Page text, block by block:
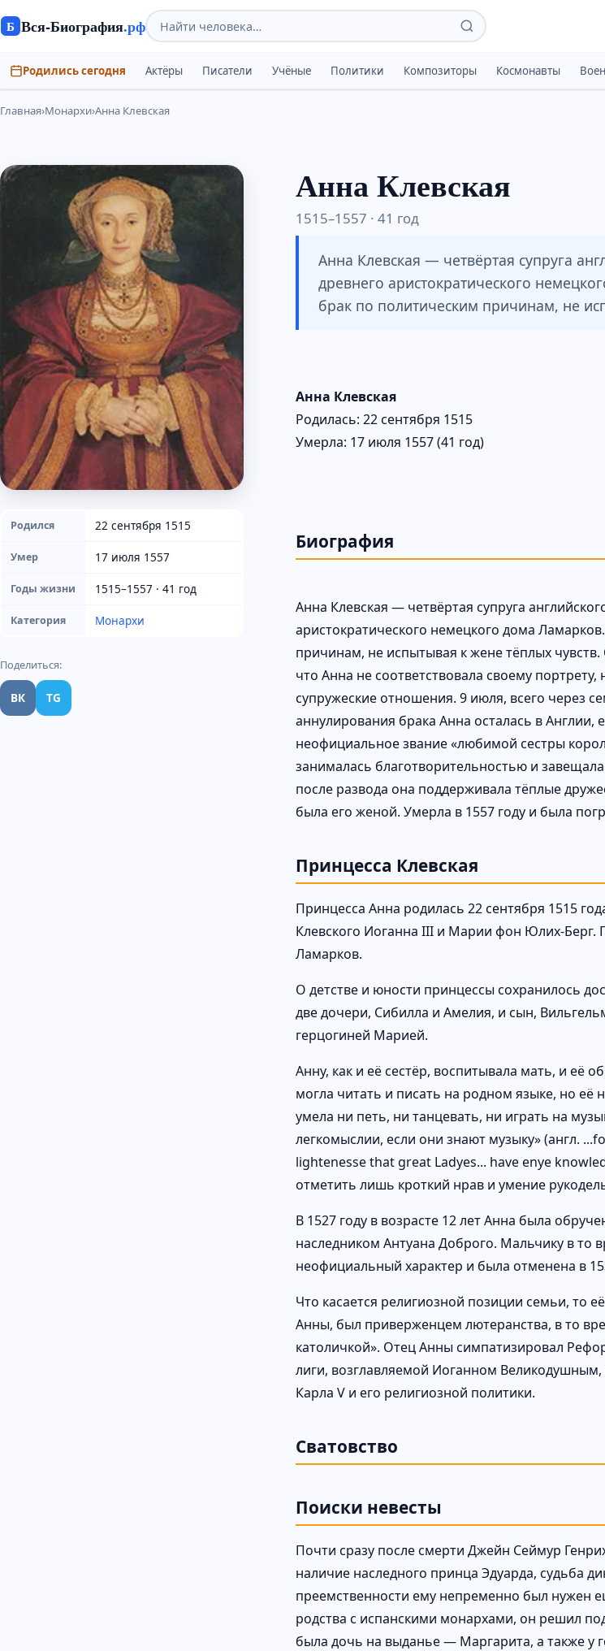
Б Вся-Биография.рф
Родились сегодня Актёры Писатели Учёные Политики Композиторы Космонавты
Главная›Монархи›Анна Клевская
Родился 22 сентября 1515
Умер 17 июля 1557
Годы жизни 1515–1557 · 41 год
Категория Монархи
Поделиться:
ВК TG
Анна Клевская
1515–1557 · 41 год
Анна Клевская — четвёртая супруга
древнего аристократического
брак по политическим причинам, не
Анна Клевская
Родилась: 22 сентября 1515
Умерла: 17 июля 1557 (41 год)
Биография
Анна Клевская — четвёртая супруга
аристократического немецкого дома
причинам, не испытывая к жене тёплых
что Анна не соответствовала своему
супружеские отношения. 9 июля, всего через
аннулирования брака Анна осталась в
неофициальное звание «любимой сестры
занималась благотворительностью и
после развода она поддерживала тёплые
была его женой. Умерла в 1557 году и была
Принцесса Клевская
Принцесса Анна родилась 22 сентября 1515
Клевского Иоганна III и Марии фон Юлих-Берг.
Ламарков.
О детстве и юности принцессы сохранилось
две дочери, Сибилла и Амелия, и сын,
герцогиней Марией.
Анну, как и её сестёр, воспитывала мать, и
могла читать и писать на родном языке, но её
умела ни петь, ни танцевать, ни играть на
легкомыслии, если они знают музыку» (англ.
lightenesse that great Ladyes... have enye
отметить лишь кроткий нрав и умение
В 1527 году в возрасте 12 лет Анна была
наследником Антуана Доброго. Мальчику в то
неофициальный характер и была отменена в
Что касается религиозной позиции семьи, то
Анны, был приверженцем лютеранства, в то
католичкой». Отец Анны симпатизировал
лиги, возглавляемой Иоганном
Карла V и его религиозной политики.
Сватовство
Поиски невесты
Почти сразу после смерти Джейн Сеймур
наличие наследного принца Эдуарда, судьба
преемственности ему непременно был нужен
родства с испанскими монархами, он решил
была дочь на выданье — Маргарита, а также у